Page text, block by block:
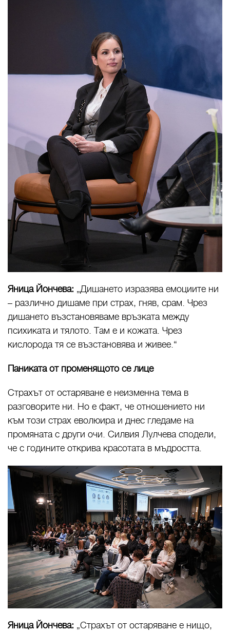
Яница Йончева: „Дишането изразява емоциите ни
– различно дишаме при страх, гняв, срам. Чрез
дишането възстановяваме връзката между
психиката и тялото. Там е и кожата. Чрез
кислорода тя се възстановява и живее.“
Паниката от променящото се лице
Страхът от остаряване е неизменна тема в
разговорите ни. Но е факт, че отношението ни
към този страх еволюира и днес гледаме на
промяната с други очи. Силвия Лулчева сподели,
че с годините открива красотата в мъдростта.
Яница Йончева: „Страхът от остаряване е нищо,